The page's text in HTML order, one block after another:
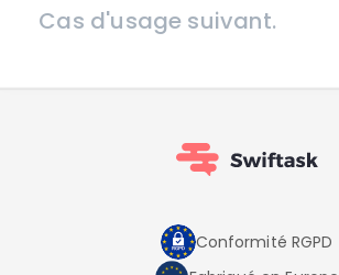
Cas d'usage suivant.
Conformité RGPD